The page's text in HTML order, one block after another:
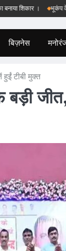
। भूकंप के झटके से
बिज़नेस
टीबी मुक्त
बड़ी